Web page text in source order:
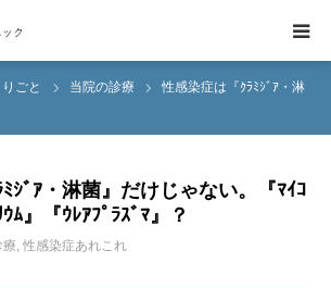
ごと 当院の診療
性感染症は『ｸﾗﾐｼﾞｱ・淋
ｼﾞｱ・淋菌』だけじゃない。『ﾏｲｺ
ﾑ』『ｳﾚｱﾌﾟﾗｽﾞﾏ』？
療, 性感染症あれこれ